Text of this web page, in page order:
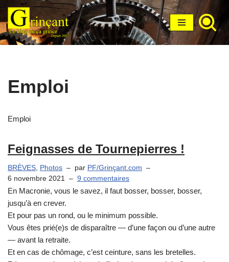
Aller
au
Emploi
Emploi
Feignasses de Tournepierres !
BRÈVES, Photos par PF/Grinçant.com
6 novembre 2021
9 commentaires
En Macronie, vous le savez, il faut bosser, bosser, bosser,
jusqu’à en crever.
Et pour pas un rond, ou le minimum possible.
Vous êtes prié(e)s de disparaître — d’une façon ou d’une autre
— avant la retraite.
Et en cas de chômage, c’est ceinture, sans les bretelles.